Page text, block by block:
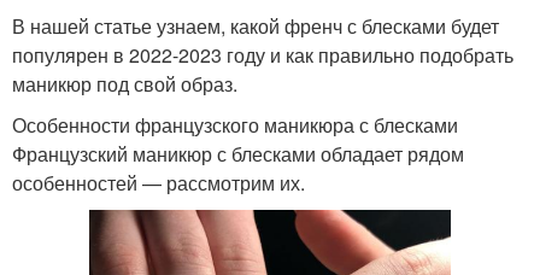
В нашей статье узнаем, какой френч с блесками будет
популярен в 2022-2023 году и как правильно подобрать
маникюр под свой образ.
Особенности французского маникюра с блесками
Французский маникюр с блесками обладает рядом
особенностей — рассмотрим их.